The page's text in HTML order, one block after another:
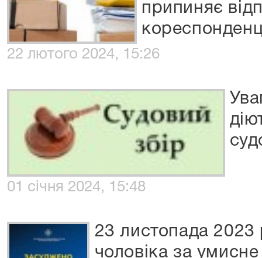
припиняє
22 лютого 2024, 15:26
01 січня 2024, 15:48
23 листопада
чоловіка за